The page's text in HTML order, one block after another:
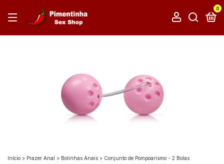
0
Início > Prazer Anal > Bolinhas Anais > Conjunto de Pompoarismo - 2 Bolas